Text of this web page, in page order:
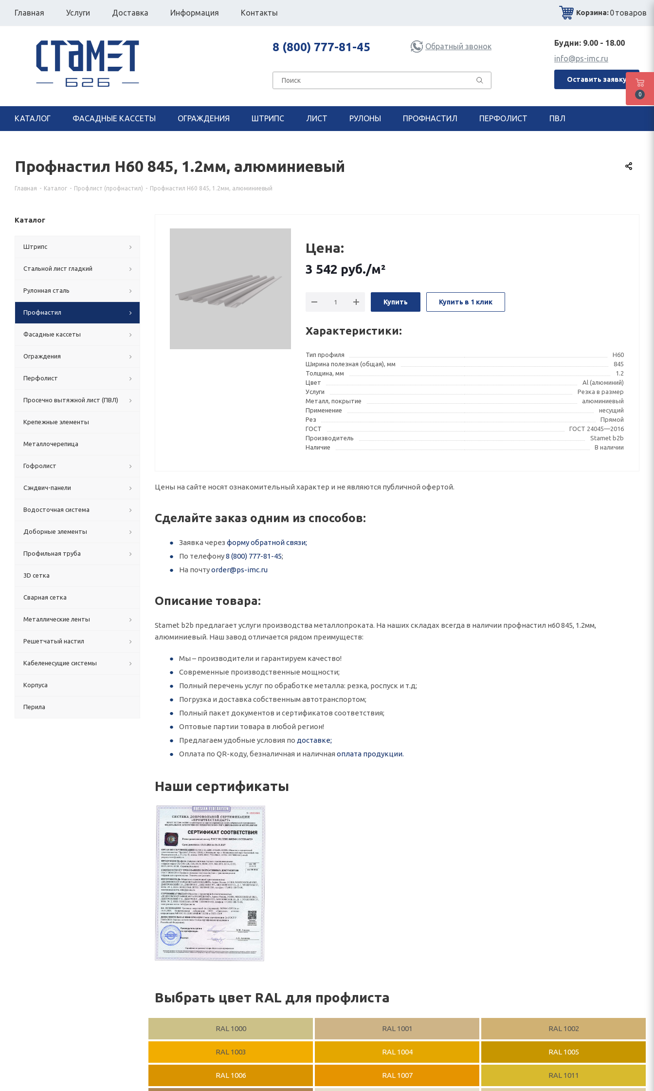
Главная Услуги Доставка Информация Контакты Корзина:0товаров
8 (800) 777-81-45 Обратный звонок
Будни: 9.00 - 18.00
info@ps-imc.ru
Оставить заявку
КАТАЛОГ ФАСАДНЫЕ КАССЕТЫ ОГРАЖДЕНИЯ ШТРИПС ЛИСТ РУЛОНЫ ПРОФНАСТИЛ ПЕРФОЛИСТ ПВЛ
Профнастил Н60 845, 1.2мм, алюминиевый
Главная - Каталог - Профлист (профнастил) - Профнастил Н60 845, 1.2мм, алюминиевый
Цена:
3 542 руб./м²
Купить Купить в 1 клик
Характеристики:
Тип профиля
Н60
Ширина полезная (общая), мм
845
Толщина, мм
1.2
Цвет
Al (алюминий)
Услуги
Резка в размер
Металл, покрытие
алюминиевый
Применение
несущий
Рез
Прямой
ГОСТ
ГОСТ 24045—2016
Производитель
Stamet b2b
Наличие
В наличии
Цены на сайте носят ознакомительный характер и не являются публичной офертой.
Сделайте заказ одним из способов:
Заявка через форму обратной связи;
По телефону8 (800) 777-81-45;
На почтуorder@ps-imc.ru
Описание товара:
Stamet b2b предлагает услуги производства металлопроката. На наших складах всегда в наличии профнастил н60 845, 1.2мм,
алюминиевый. Наш завод отличается рядом преимуществ:
Мы – производители и гарантируем качество!
Современные производственные мощности;
Полный перечень услуг по обработке металла: резка, роспуск и т.д;
Погрузка и доставка собственным автотранспортом;
Полный пакет документов и сертификатов соответствия;
Оптовые партии товара в любой регион!
Предлагаем удобные условия по доставке;
Оплата по QR-коду, безналичная и наличная оплата продукции.
Наши сертификаты
Выбрать цвет RAL для профлиста
RAL 1000 RAL 1001 RAL 1002
RAL 1003 RAL 1004 RAL 1005
RAL 1006 RAL 1007 RAL 1011
Каталог
Штрипс
Стальной лист гладкий
Рулонная сталь
Профнастил
Фасадные кассеты
Ограждения
Перфолист
Просечно вытяжной лист (ПВЛ)
Крепежные элементы
Металлочерепица
Гофролист
Сэндвич-панели
Водосточная система
Доборные элементы
Профильная труба
3D сетка
Сварная сетка
Металлические ленты
Решетчатый настил
Кабеленесущие системы
Корпуса
Перила
0